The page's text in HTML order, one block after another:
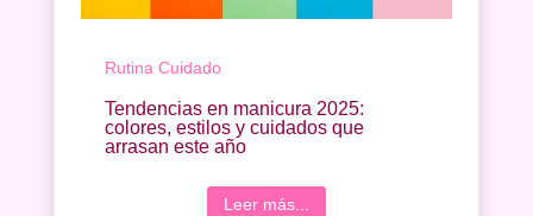
Rutina Cuidado
Tendencias en manicura 2025:
colores, estilos y cuidados que
arrasan este año
Leer más...